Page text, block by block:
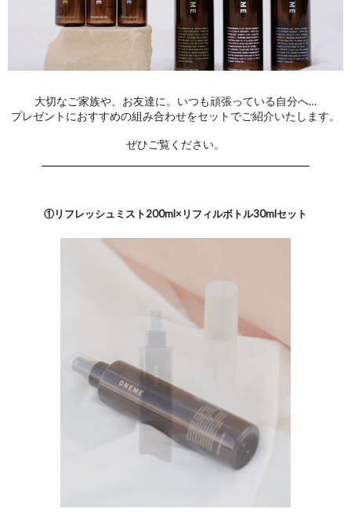
大切なご家族や、お友達に。いつも頑張っている自分へ…
プレゼントにおすすめの組み合わせをセットでご紹介いたします。
ぜひご覧ください。
①リフレッシュミスト200ml×リフィルボトル30mlセット